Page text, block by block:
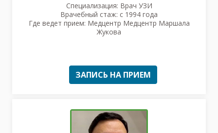
Специализация: Врач УЗИ
Врачебный стаж: с 1994 года
Где ведет прием: Медцентр Медцентр Маршала
Жукова
ЗАПИСЬ НА ПРИЕМ